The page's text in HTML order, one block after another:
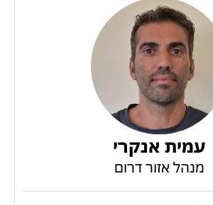
עמית אנקרי
מנהל אזור דרום